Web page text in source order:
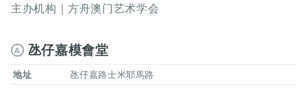
主办机构｜方舟澳门艺术学会
A 氹仔嘉模會堂
地址 氹仔嘉路士米耶馬路